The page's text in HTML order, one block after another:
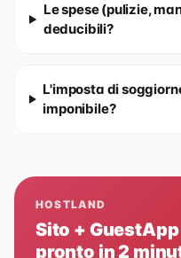
Le spese (pulizie,
deducibili?
L'imposta di
imponibile?
HOSTLAND
Sito +
pronto in 2